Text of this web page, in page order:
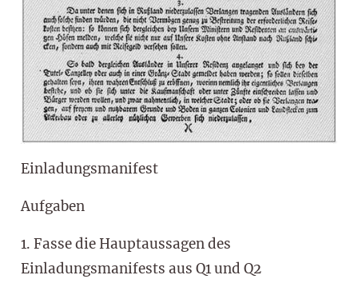
Einladungsmanifest
Aufgaben
1. Fasse die Hauptaussagen des
Einladungsmanifests aus Q1 und Q2